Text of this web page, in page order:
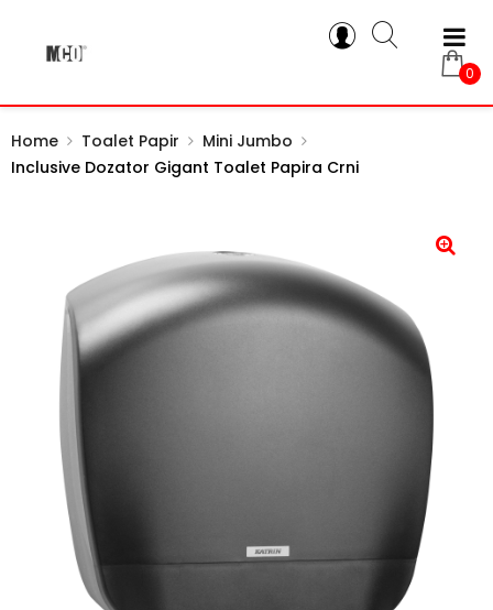
0
Home Toalet Papir
Mini Jumbo
Inclusive Dozator Gigant Toalet Papira Crni